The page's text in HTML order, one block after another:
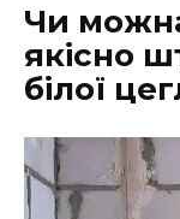
Чи
якісно
білої